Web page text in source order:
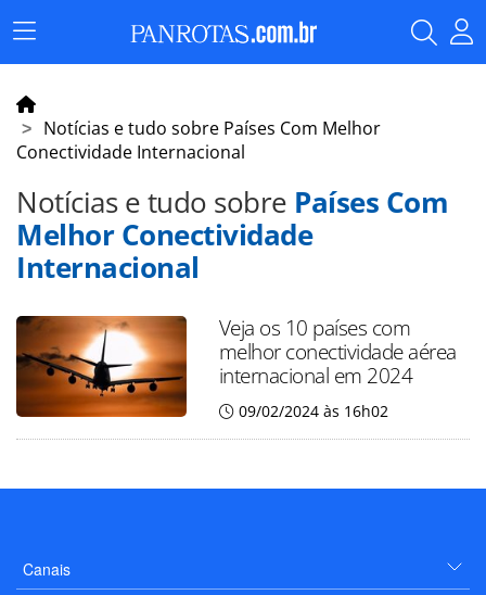
Menu
Principal
Notícias e tudo sobre Países Com Melhor
Conectividade Internacional
Notícias e tudo sobre Países Com
Melhor Conectividade
Internacional
Veja os 10 países com
melhor conectividade aérea
internacional em 2024
09/02/2024 às 16h02
Canais